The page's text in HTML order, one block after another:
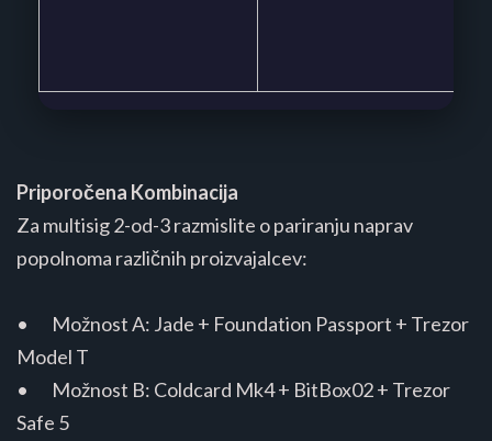
Priporočena Kombinacija
Za multisig 2-od-3 razmislite o pariranju naprav
popolnoma različnih proizvajalcev:
• Možnost A: Jade + Foundation Passport + Trezor
Model T
• Možnost B: Coldcard Mk4 + BitBox02 + Trezor
Safe 5